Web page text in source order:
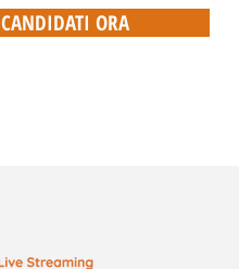
CANDIDATI ORA